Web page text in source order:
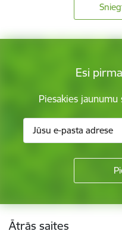
Esi
Piesakies jaunumu
Kājene
Ātrās saites